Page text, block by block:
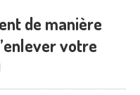
de manière
votre